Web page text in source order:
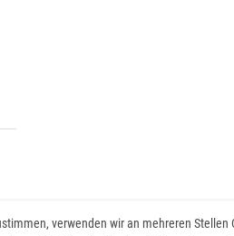
verwenden wir an mehreren Stellen